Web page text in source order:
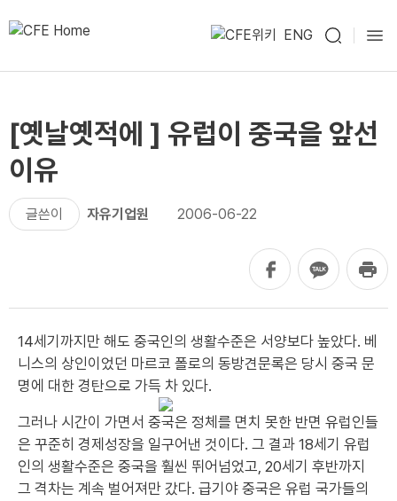
ENG
[옛날옛적에 ] 유럽이 중국을 앞선
이유
글쓴이 자유기업원 2006-06-22
14세기까지만 해도 중국인의 생활수준은 서양보다 높았다. 베
니스의 상인이었던 마르코 폴로의 동방견문록은 당시 중국 문
명에 대한 경탄으로 가득 차 있다.
그러나 시간이 가면서 중국은 정체를 면치 못한 반면 유럽인들
은 꾸준히 경제성장을 일구어낸 것이다. 그 결과 18세기 유럽
인의 생활수준은 중국을 훨씬 뛰어넘었고, 20세기 후반까지
그 격차는 계속 벌어져만 갔다. 급기야 중국은 유럽 국가들의